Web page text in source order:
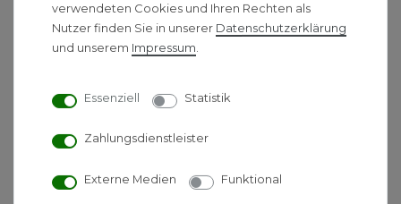
anstelle einer elektronischen Regelung die
gewünschte Leitungswassertemperatur eingestellt
Kalkablagerungen zu schützen.
Die LK 250 TapWaterUnit besteht aus einem
Plattenwärmetauscher, einer Umwälzpumpe, einem
Durchflusssensor, einem Sicherheitsventil und
verwendeten Cookies und Ihren Rechten als
Nutzer finden Sie in unserer Daten­schutz­erklärung
und unserem Impressum
Essenziell Statistik
Zahlungsdienstleister
Externe Medien Funktional